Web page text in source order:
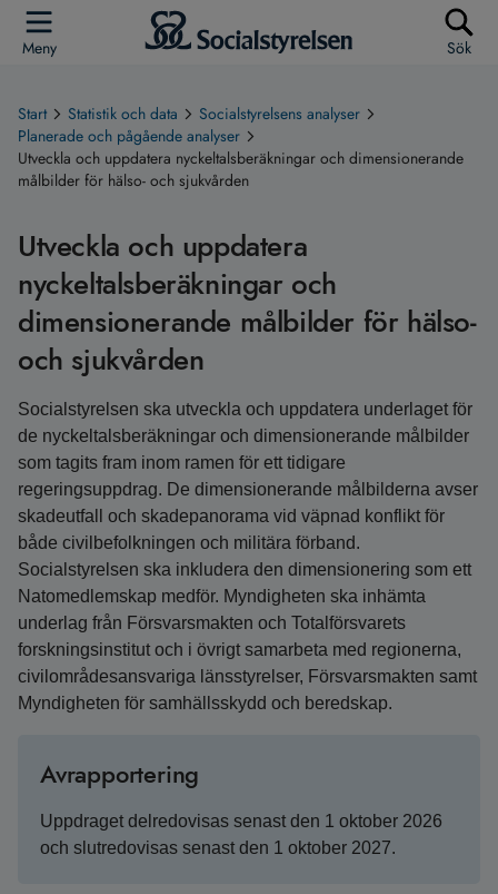
Meny Sök
Start Statistik och data
Socialstyrelsens analyser
Planerade och pågående analyser
Utveckla och uppdatera nyckeltalsberäkningar och dimensionerande
målbilder för hälso- och sjukvården
Utveckla och uppdatera
nyckeltalsberäkningar och
dimensionerande målbilder för hälso-
och sjukvården
Socialstyrelsen ska utveckla och uppdatera underlaget för
de nyckeltalsberäkningar och dimensionerande målbilder
som tagits fram inom ramen för ett tidigare
regeringsuppdrag. De dimensionerande målbilderna avser
skadeutfall och skadepanorama vid väpnad konflikt för
både civilbefolkningen och militära förband.
Socialstyrelsen ska inkludera den dimensionering som ett
Natomedlemskap medför. Myndigheten ska inhämta
underlag från Försvarsmakten och Totalförsvarets
forskningsinstitut och i övrigt samarbeta med regionerna,
civilområdesansvariga länsstyrelser, Försvarsmakten samt
Myndigheten för samhällsskydd och beredskap.
Avrapportering
Uppdraget delredovisas senast den 1 oktober 2026
och slutredovisas senast den 1 oktober 2027.